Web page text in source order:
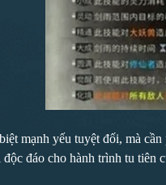
mạnh yếu tuyệt đối, mà
đáo cho hành trình tu